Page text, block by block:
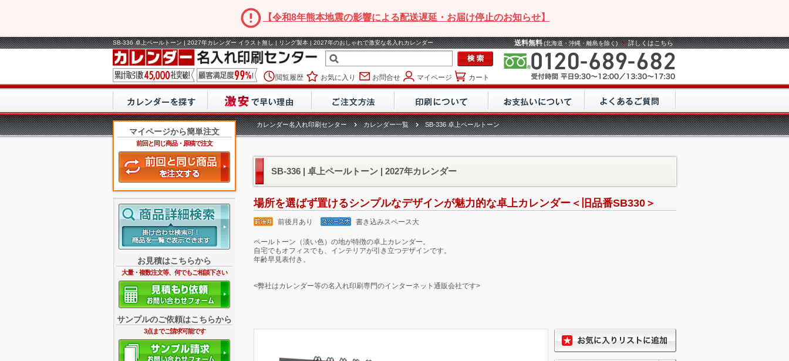
【令和8年熊本地震の影響による配送遅延・お届け停止のお知らせ】
SB-336 卓上ペールトーン | 2027年カレンダー イラスト無し | リング製本 | 2027年のおしゃれで激安な名入れカレンダー 送料無料 (北海道・沖縄・離島を除く) 詳しくはこちら
閲覧履歴 お気に入り お問合せ マイページ カート
マイページから簡単注文
前回と同じ商品・原稿で注文
お見積はこちらから
大量・複数注文等、何でもご相談下さい
サンプルのご依頼はこちらから
3点までご請求可能です
カレンダー名入れ印刷センター カレンダー一覧 SB-336 卓上ペールトーン
SB-336 | 卓上ペールトーン | 2027年カレンダー
場所を選ばず置けるシンプルなデザインが魅力的な卓上カレンダー＜旧品番SB330＞
前後月あり 書き込みスペース大
ペールトーン（淡い色）の地が特徴の卓上カレンダー。
自宅でもオフィスでも、インテリアが引き立つデザインです。
年齢早見表付き。
<弊社はカレンダー等の名入れ印刷専門のインターネット通販会社です>